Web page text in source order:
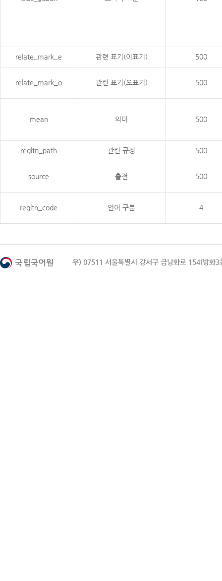
relate_mark_e 관련 표기(이표기) 500
relate_mark_o 관련 표기(오표기) 500
mean 의미 500
regltn_path 관련 규정 500
source 출전 500
regltn_code 언어 구분 4
우) 07511 서울특별시 강서구 금낭화로 154(방화3